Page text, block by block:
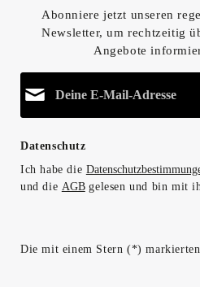
Abonniere jetzt unseren
Newsletter, um rechtzeitig
Angebote
Datenschutz
Ich habe die
und die AGBgelesen und bin mit
Die mit einem Stern (*)